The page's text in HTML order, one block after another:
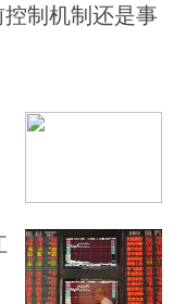
制机制还是事